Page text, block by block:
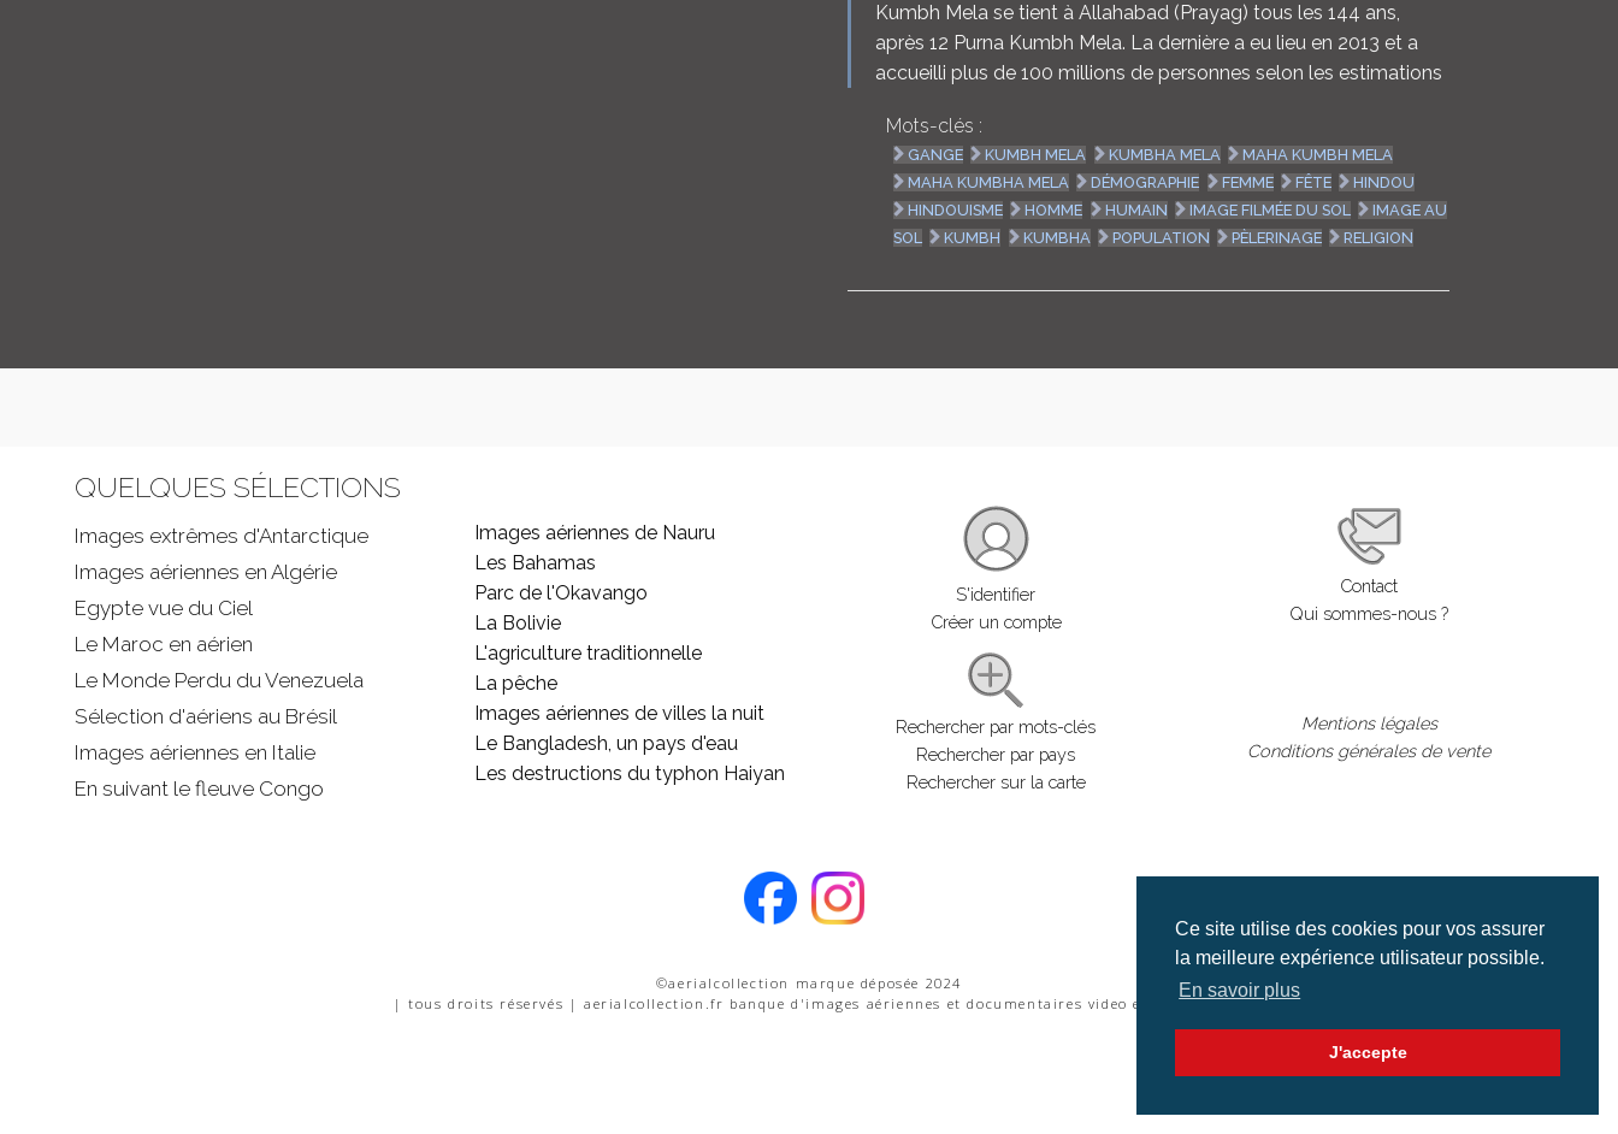
Ce site utilise des cookies pour vos assurer
la meilleure expérience utilisateur possible.
En savoir plus
J'accepte
Kumbh Mela se tient à Allahabad (Prayag) tous les 144 ans,
après 12 Purna Kumbh Mela. La dernière a eu lieu en 2013 et a
accueilli plus de 100 millions de personnes selon les estimations
Mots-clés :
GANGE KUMBH MELA KUMBHA MELA
MAHA KUMBH MELA
MAHA KUMBHA MELA
DÉMOGRAPHIE FEMME FÊTE
HINDOU
HINDOUISME
HOMME HUMAIN IMAGE FILMÉE DU SOL
IMAGE AU
SOL
KUMBH KUMBHA POPULATION PÈLERINAGE RELIGION
QUELQUES SÉLECTIONS
Images extrêmes d'Antarctique
Images aériennes en Algérie
Egypte vue du Ciel
Le Maroc en aérien
Le Monde Perdu du Venezuela
Sélection d'aériens au Brésil
Images aériennes en Italie
En suivant le fleuve Congo
Images aériennes de Nauru
Les Bahamas
Parc de l'Okavango
La Bolivie
L'agriculture traditionnelle
La pêche
Images aériennes de villes la nuit
Le Bangladesh, un pays d'eau
Les destructions du typhon Haiyan
S'identifier
Créer un compte
Rechercher par mots-clés
Rechercher par pays
Rechercher sur la carte
Contact
Qui sommes-nous ?
Mentions légales
Conditions générales de vente
©aerialcollection marque déposée 2024
| tous droits réservés | aerialcollection.fr banque d'images aériennes et documentaires video et cinéma |